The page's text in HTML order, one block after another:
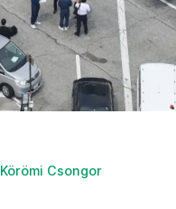
Körömi Csongor